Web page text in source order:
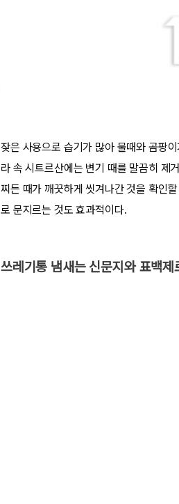
잦은 사용으로 습기가 많아 물때와 곰팡
라 속 시트르산에는 변기 때를 말끔히 제
찌든 때가 깨끗하게 씻겨나간 것을 확인
로 문지르는 것도 효과적이다.
쓰레기통 냄새는 신문지와 표백제